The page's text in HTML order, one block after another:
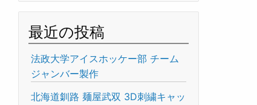
最近の投稿
法政大学アイスホッケー部 チーム
ジャンバー製作
北海道釧路 麺屋武双 3D刺繍キャッ